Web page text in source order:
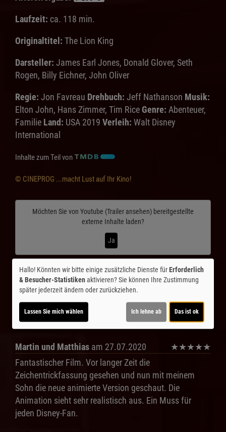
Laufzeit: ca. 118 min.
Originaltitel: The Lion King
Darsteller: James Earl Jones, Donald Glover, Seth
Rogen, Billy Eichner, John Oliver
Regie: Jon Favreau Drehbuch: Jeff Nathanson Musik:
Elton John, Hans Zimmer, Tim Rice Genre: Abenteuer,
Familie Land: USA 2019 Verleih: Walt Disney
International
Inhalte zum Teil von
© CINEPROG ...macht Lust auf Ihr Kino!
Möchten Sie von Youtube (Trailer ansehen) bereitgestellte
externe Inhalte laden?
Ja
Trailer 1 | Trailer-FSK: 6
Kommentare
★★★★☆ 68
Martin und Matthias am 27.07.2020 ★★★★★
Fantastischer Film. Vor langer Zeit die
Zeichentrickfassung gesehen und nun mit meinem
Sohn die neue animierte Version geschaut. Die
Animation sieht sehr realistisch aus. Ein Muss für
jeden Disney-Fan.
Hallo! Könnten wir bitte einige zusätzliche Dienste fürErforderlich
& Besucher-Statistikenaktivieren? Sie können Ihre Zustimmung
später jederzeit ändern oder zurückziehen.
Lassen Sie mich wählen Ich lehne ab Das ist ok